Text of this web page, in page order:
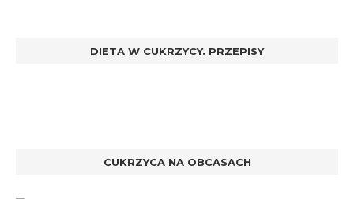
DIETA W CUKRZYCY. PRZEPISY
CUKRZYCA NA OBCASACH